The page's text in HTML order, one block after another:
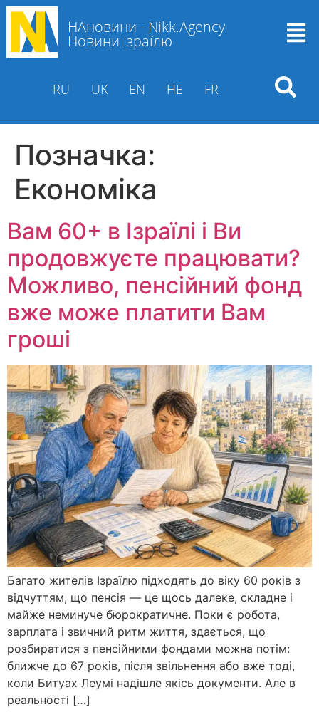
НАновини - Nikk.Agency
Новини Ізраїлю
RU UK EN HE FR
Позначка:
Економіка
Вам 60+ в Ізраїлі і Ви
продовжуєте працювати?
Можливо, пенсійний фонд
вже може платити Вам
гроші
Багато жителів Ізраїлю підходять до віку 60 років з
відчуттям, що пенсія — це щось далеке, складне і
майже неминуче бюрократичне. Поки є робота,
зарплата і звичний ритм життя, здається, що
розбиратися з пенсійними фондами можна потім:
ближче до 67 років, після звільнення або вже тоді,
коли Битуах Леумі надішле якісь документи. Але в
реальності […]